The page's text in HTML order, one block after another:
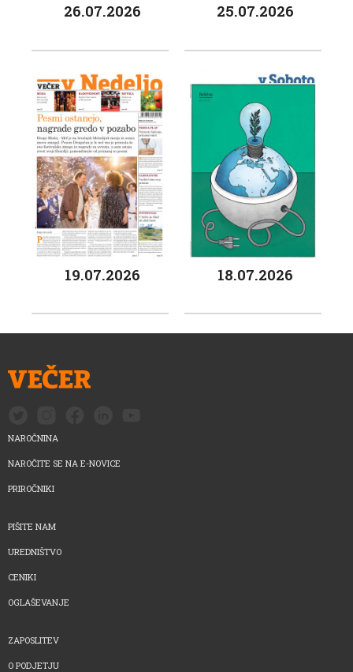
26.07.2026 25.07.2026
19.07.2026 18.07.2026
NAROČNINA
NAROČITE SE NA E-NOVICE
PRIROČNIKI
PIŠITE NAM
UREDNIŠTVO
CENIKI
OGLAŠEVANJE
ZAPOSLITEV
O PODJETJU